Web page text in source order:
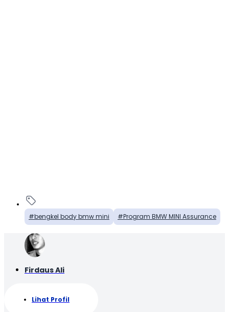
bengkel body bmw mini Program BMW MINI Assurance
Firdaus Ali
Lihat Profil